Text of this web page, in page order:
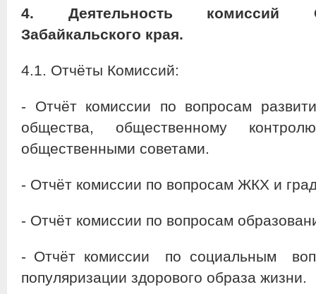
4. Деятельность комиссий
Забайкальского края.
4.1. Отчёты Комиссий:
- Отчёт комиссии по вопросам
общества, общественному
общественными советами.
- Отчёт комиссии по вопросам ЖКХ и
- Отчёт комиссии по вопросам
- Отчёт комиссии по социальным
популяризации здорового образа жизни.